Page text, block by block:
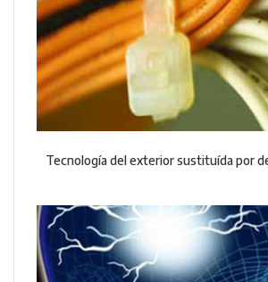
Tecnología del exterior sustituída por